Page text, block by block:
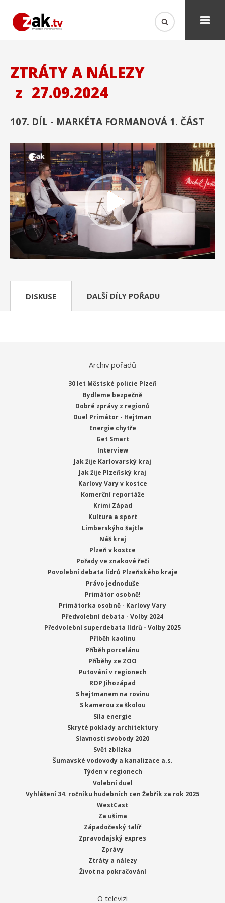
ZTRÁTY A NÁLEZY
z 27.09.2024
107. DÍL - MARKÉTA FORMANOVÁ 1. ČÁST
DISKUSE DALŠÍ DÍLY POŘADU
Archiv pořadů
30 let Městské policie Plzeň
Bydleme bezpečně
Dobré zprávy z regionů
Duel Primátor - Hejtman
Energie chytře
Get Smart
Interview
Jak žije Karlovarský kraj
Jak žije Plzeňský kraj
Karlovy Vary v kostce
Komerční reportáže
Krimi Západ
Kultura a sport
Limberskýho šajtle
Náš kraj
Plzeň v kostce
Pořady ve znakové řeči
Povolební debata lídrů Plzeňského kraje
Právo jednoduše
Primátor osobně!
Primátorka osobně - Karlovy Vary
Předvolební debata - Volby 2024
Předvolební superdebata lídrů - Volby 2025
Příběh kaolinu
Příběh porcelánu
Příběhy ze ZOO
Putování v regionech
ROP Jihozápad
S hejtmanem na rovinu
S kamerou za školou
Síla energie
Skryté poklady architektury
Slavnosti svobody 2020
Svět zblízka
Šumavské vodovody a kanalizace a.s.
Týden v regionech
Volební duel
Vyhlášení 34. ročníku hudebních cen Žebřík za rok 2025
WestCast
Za ušima
Západočeský talíř
Zpravodajský expres
Zprávy
Ztráty a nálezy
Život na pokračování
O televizi